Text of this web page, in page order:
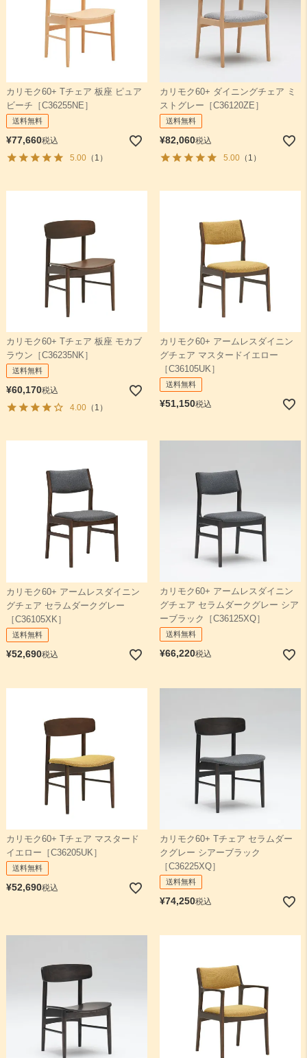
カリモク60+ Tチェア 板座 ピュア
ビーチ［C36255NE］
送料無料
¥77,660税込
5.00（1）
カリモク60+ ダイニングチェア ミ
ストグレー［C36120ZE］
送料無料
¥82,060税込
5.00（1）
カリモク60+ Tチェア 板座 モカブ
ラウン［C36235NK］
送料無料
¥60,170税込
4.00（1）
カリモク60+ アームレスダイニン
グチェア マスタードイエロー
［C36105UK］
送料無料
¥51,150税込
カリモク60+ アームレスダイニン
グチェア セラムダークグレー
［C36105XK］
送料無料
¥52,690税込
カリモク60+ アームレスダイニン
グチェア セラムダークグレー シア
ーブラック［C36125XQ］
送料無料
¥66,220税込
カリモク60+ Tチェア マスタード
イエロー［C36205UK］
送料無料
¥52,690税込
カリモク60+ Tチェア セラムダー
クグレー シアーブラック
［C36225XQ］
送料無料
¥74,250税込